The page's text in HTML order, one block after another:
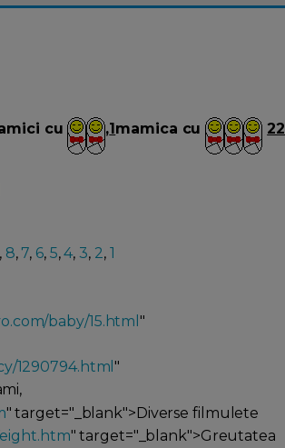
cu ,1mamica cu 22
, 8, 7, 6, 5,4,3, 2, 1
baby/15.html "
1290794.html "
" target="_blank">Diverse filmulete
" target="_blank">Greutatea